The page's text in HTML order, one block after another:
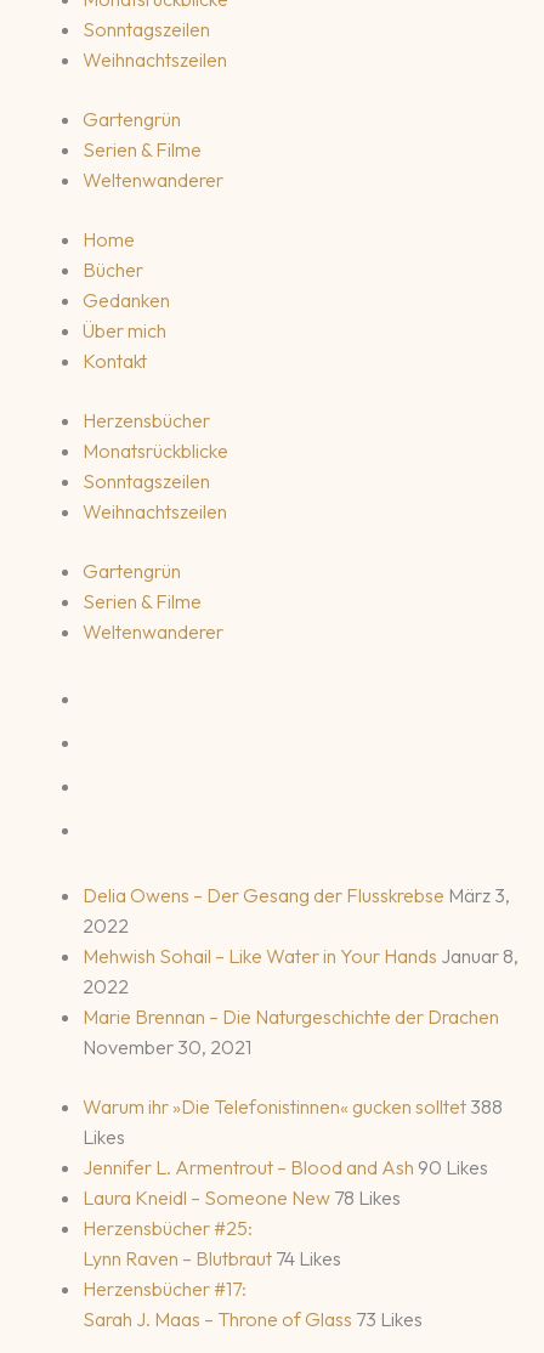
Sonntagszeilen
Weihnachtszeilen
Gartengrün
Serien & Filme
Weltenwanderer
Home
Bücher
Gedanken
Über mich
Kontakt
Herzensbücher
Monatsrückblicke
Sonntagszeilen
Weihnachtszeilen
Gartengrün
Serien & Filme
Weltenwanderer
Delia Owens – Der Gesang der Flusskrebse März 3,
2022
Mehwish Sohail – Like Water in Your Hands Januar 8,
2022
Marie Brennan – Die Naturgeschichte der Drachen
November 30, 2021
Warum ihr »Die Telefonistinnen« gucken solltet 388
Likes
Jennifer L. Armentrout – Blood and Ash 90 Likes
Laura Kneidl – Someone New 78 Likes
Herzensbücher #25:
Lynn Raven – Blutbraut 74 Likes
Herzensbücher #17:
Sarah J. Maas – Throne of Glass 73 Likes